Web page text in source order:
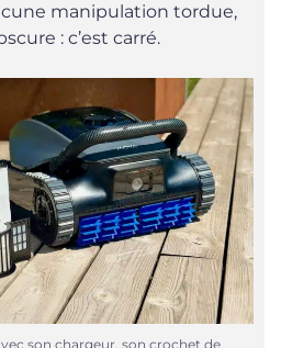
manipulation tordue,
: c’est carré.
son chargeur, son crochet de